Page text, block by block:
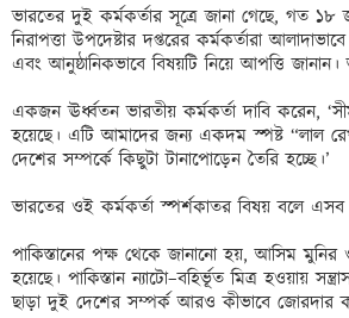
ভারতের দুই কর্মকর্তার সূত্রে জানা গেছে, গত ১৮
নিরাপত্তা উপদেষ্টার দপ্তরের কর্মকর্তারা
এবং আনুষ্ঠানিকভাবে বিষয়টি নিয়ে আপত্তি
একজন ঊর্ধ্বতন ভারতীয় কর্মকর্তা দাবি করেন,
হয়েছে। এটি আমাদের জন্য একদম স্পষ্ট “লাল
দেশের সম্পর্কে কিছুটা টানাপোড়েন তৈরি হচ্ছে।’
ভারতের ওই কর্মকর্তা স্পর্শকাতর বিষয় বলে
পাকিস্তানের পক্ষ থেকে জানানো হয়, আসিম মুনির ও
হয়েছে। পাকিস্তান ন্যাটো–বহির্ভূত মিত্র হওয়ায়
ছাড়া দুই দেশের সম্পর্ক আরও কীভাবে জোরদার